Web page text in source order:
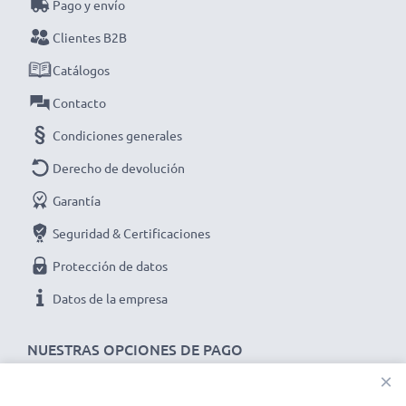
Elige CELLONIC y no te la juegues con la calidad,
¡haz tu pedido!
NUESTRAS OPCIONES DE PAGO
Pago y envío
Clientes B2B
Catálogos
Contacto
Condiciones generales
Derecho de devolución
Garantía
Seguridad & Certificaciones
Protección de datos
Datos de la empresa
×